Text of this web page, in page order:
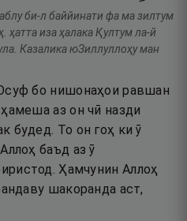
би-л баййинати фа ма зилтум
иза ҳалака Қултум ла-й
Казалика юЗиллуллоҳу ман
бо нишонаҳои равшан
аз он чӣ назди
будед. То он гоҳ ки ӯ
баъд аз ӯ
Ҳамчунин Аллоҳ
шакоранда аст,